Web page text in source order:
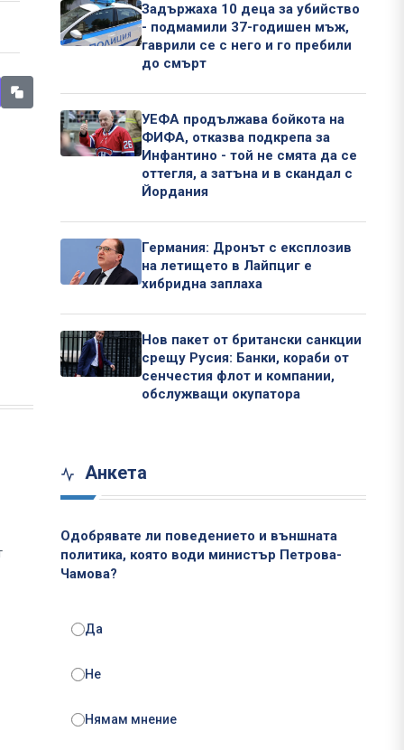
Задържаха 10 деца за убийство
- подмамили 37-годишен мъж,
гаврили се с него и го пребили
до смърт
УЕФА продължава бойкота на
ФИФА, отказва подкрепа за
Инфантино - той не смята да се
оттегля, а затъна и в скандал с
Йордания
Германия: Дронът с експлозив
на летището в Лайпциг е
хибридна заплаха
Нов пакет от британски санкции
срещу Русия: Банки, кораби от
сенчестия флот и компании,
обслужващи окупатора
Анкета
Одобрявате ли поведението и външната
политика, която води министър Петрова-
Чамова?
Да
Не
Нямам мнение